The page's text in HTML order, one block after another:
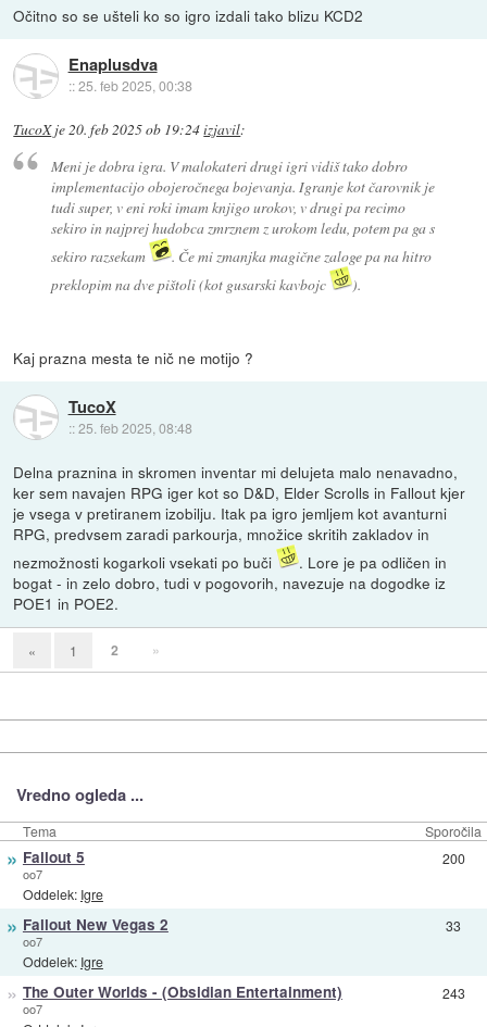
Očitno so se ušteli ko so igro izdali tako blizu KCD2
Enaplusdva
::25. feb 2025, 00:38
TucoXje20. feb 2025 ob 19:24izjavil:
Meni je dobra igra. V malokateri drugi igri vidiš tako dobro
implementacijo obojeročnega bojevanja. Igranje kot čarovnik je
tudi super, v eni roki imam knjigo urokov, v drugi pa recimo
sekiro in najprej hudobca zmrznem z urokom ledu, potem pa ga s
sekiro razsekam
. Če mi zmanjka magične zaloge pa na hitro
preklopim na dve pištoli (kot gusarski kavbojc
).
Kaj prazna mesta te nič ne motijo ?
TucoX
::25. feb 2025, 08:48
Delna praznina in skromen inventar mi delujeta malo nenavadno,
ker sem navajen RPG iger kot so D&D, Elder Scrolls in Fallout kjer
je vsega v pretiranem izobilju. Itak pa igro jemljem kot avanturni
RPG, predvsem zaradi parkourja, množice skritih zakladov in
nezmožnosti kogarkoli vsekati po buči
. Lore je pa odličen in
bogat - in zelo dobro, tudi v pogovorih, navezuje na dogodke iz
POE1 in POE2.
« 1 2 »
Vredno ogleda ...
Tema Sporočila
» Fallout 5
oo7
Oddelek: Igre
200
» Fallout New Vegas 2
oo7
Oddelek: Igre
33
» The Outer Worlds - (Obsidian Entertainment)
oo7
243